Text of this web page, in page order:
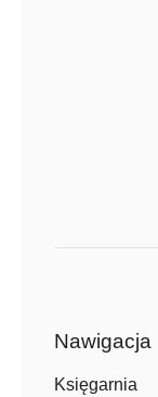
Nawigacja
Księgarnia